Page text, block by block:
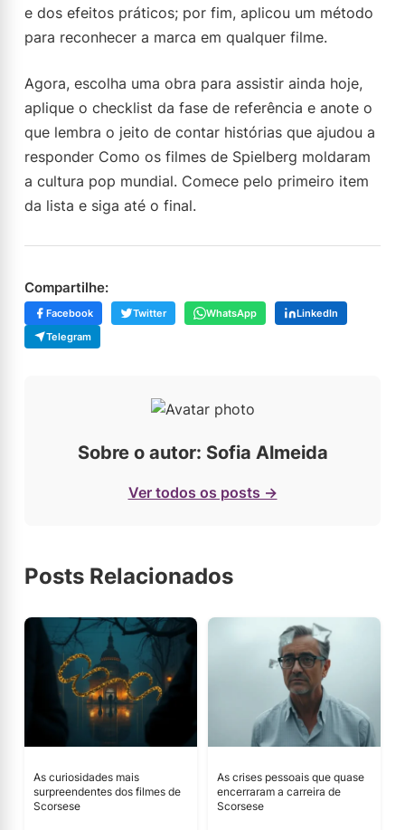
e dos efeitos práticos; por fim, aplicou um método
para reconhecer a marca em qualquer filme.
Agora, escolha uma obra para assistir ainda hoje,
aplique o checklist da fase de referência e anote o
que lembra o jeito de contar histórias que ajudou a
responder Como os filmes de Spielberg moldaram
a cultura pop mundial. Comece pelo primeiro item
da lista e siga até o final.
Compartilhe:
Facebook Twitter WhatsApp
LinkedIn
Telegram
Sobre o autor: Sofia Almeida
Ver todos os posts →
Posts Relacionados
As curiosidades mais
surpreendentes dos filmes de
Scorsese
As crises pessoais que quase
encerraram a carreira de
Scorsese